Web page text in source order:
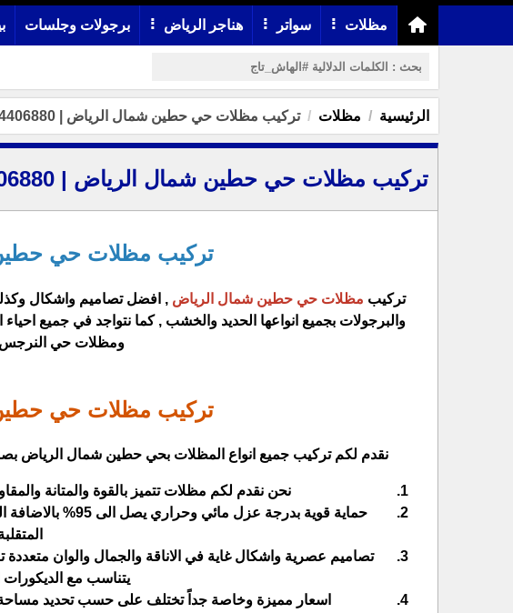
مظلات سواتر هناجر الرياض برجولات وجلسات
الرئيسية مظلات تركيب مظلات حي حطين شمال الرياض | 0564406880
تركيب مظلات حي حطين شمال الرياض | 0564406880
تركيب مظلات حي
تركيب مظلات حي حطين شمال الرياض , افضل تصاميم واشكال
والبرجولات بجميع انواعها الحديد والخشب , كما نتواجد في جميع
ومظلات حي
تركيب مظلات حي
نقدم لكم تركيب جميع انواع المظلات بحي حطين شمال الرياض
نحن نقدم لكم مظلات تتميز بالقوة والمتانة
حماية قوية بدرجة
يتناسب مع الديكورات
اسعار مميزة وخاصة جداً تختلف على حسب تحديد مساحة